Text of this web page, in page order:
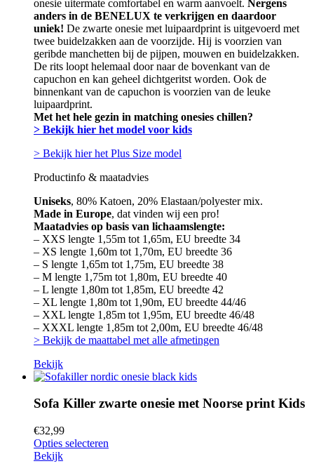
onesie uitermate comfortabel en warm aanvoelt. Nergens
anders in de BENELUX te verkrijgen en daardoor
uniek! De zwarte onesie met luipaardprint is uitgevoerd met
twee buidelzakken aan de voorzijde. Hij is voorzien van
geribde manchetten bij de pijpen, mouwen en buidelzakken.
De rits loopt helemaal door naar de bovenkant van de
capuchon en kan geheel dichtgeritst worden. Ook de
binnenkant van de capuchon is voorzien van de leuke
luipaardprint.
Met het hele gezin in matching onesies chillen?
> Bekijk hier het model voor kids
> Bekijk hier het Plus Size model
Productinfo & maatadvies
Uniseks, 80% Katoen, 20% Elastaan/polyester mix.
Made in Europe, dat vinden wij een pro!
Maatadvies op basis van lichaamslengte:
– XXS lengte 1,55m tot 1,65m, EU breedte 34
– XS lengte 1,60m tot 1,70m, EU breedte 36
– S lengte 1,65m tot 1,75m, EU breedte 38
– M lengte 1,75m tot 1,80m, EU breedte 40
– L lengte 1,80m tot 1,85m, EU breedte 42
– XL lengte 1,80m tot 1,90m, EU breedte 44/46
– XXL lengte 1,85m tot 1,95m, EU breedte 46/48
– XXXL lengte 1,85m tot 2,00m, EU breedte 46/48
> Bekijk de maattabel met alle afmetingen
Bekijk
Sofa Killer zwarte onesie met Noorse print Kids
€32,99
Opties selecteren
Bekijk